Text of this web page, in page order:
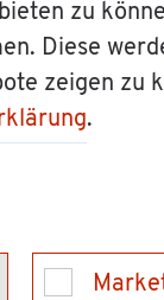
zu
Diese
zeigen zu
.